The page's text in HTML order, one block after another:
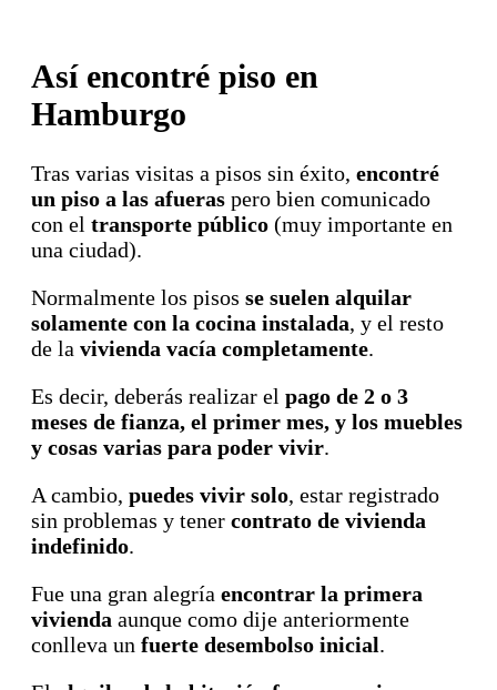
Así encontré piso en
Hamburgo
Tras varias visitas a pisos sin éxito, encontré
un piso a las afueras pero bien comunicado
con el transporte público (muy importante en
una ciudad).
Normalmente los pisos se suelen alquilar
solamente con la cocina instalada, y el resto
de la vivienda vacía completamente.
Es decir, deberás realizar el pago de 2 o 3
meses de fianza, el primer mes, y los muebles
y cosas varias para poder vivir.
A cambio, puedes vivir solo, estar registrado
sin problemas y tener contrato de vivienda
indefinido.
Fue una gran alegría encontrar la primera
vivienda aunque como dije anteriormente
conlleva un fuerte desembolso inicial.